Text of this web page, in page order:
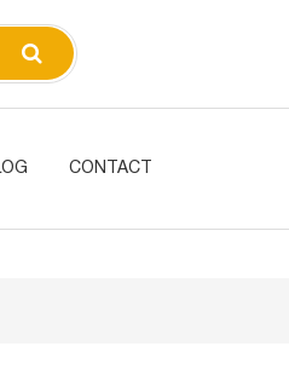
CONTACT